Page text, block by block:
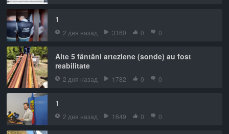
1
2 дня назад 3160 0 0
Alte 5 fântâni arteziene (sonde) au fost
reabilitate
2 дня назад 1782 0 0
1
2 дня назад 1649 0 0